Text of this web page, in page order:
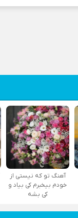
آهنگ تو که نیستی از
خودم بیخبرم کی بیاد و
کی بشه